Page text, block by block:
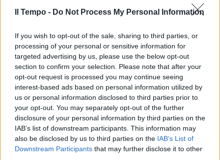
Il Tempo - Do Not Process My Personal Information
If you wish to opt-out of the sale, sharing to third parties, or
processing of your personal or sensitive information for
targeted advertising by us, please use the below opt-out
section to confirm your selection. Please note that after your
opt-out request is processed you may continue seeing
interest-based ads based on personal information utilized by
us or personal information disclosed to third parties prior to
your opt-out. You may separately opt-out of the further
disclosure of your personal information by third parties on the
IAB’s list of downstream participants. This information may
also be disclosed by us to third parties on the IAB’s List of
Downstream Participants that may further disclose it to other
L'austerity resta, parola di
Franco: il debito è sostenibile
ma va ridotto